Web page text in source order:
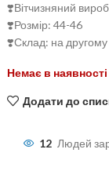
❣️Вітчизняний
❣️Розмір: 44-46
❣️Склад: на
Немає в наявності
Додати до
12 Людей